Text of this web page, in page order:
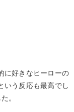
に好きなヒーローの
いう反応も最高でし
。